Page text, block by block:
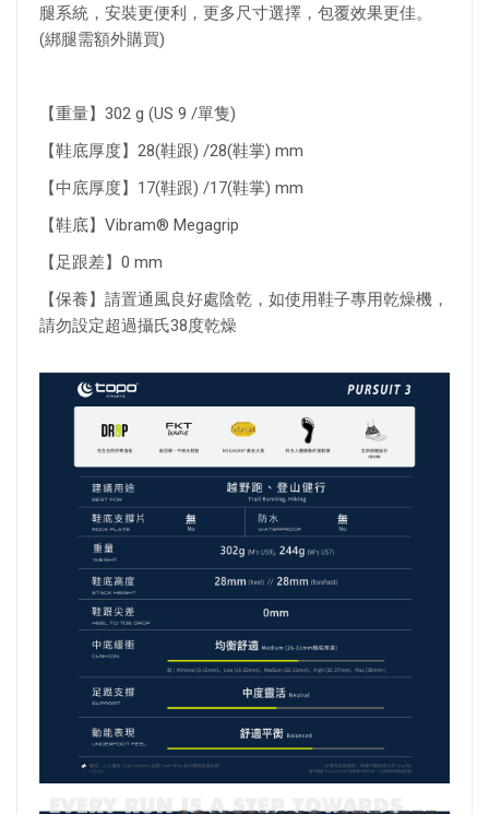
腿系統，安裝更便利，更多尺寸選擇，包覆效果更佳。
(綁腿需額外購買)
【重量】302 g (US 9 /單隻)
【鞋底厚度】28(鞋跟) /28(鞋掌) mm
【中底厚度】17(鞋跟) /17(鞋掌) mm
【鞋底】Vibram® Megagrip
【足跟差】0 mm
【保養】請置通風良好處陰乾，如使用鞋子專用乾燥機，
請勿設定超過攝氏38度乾燥